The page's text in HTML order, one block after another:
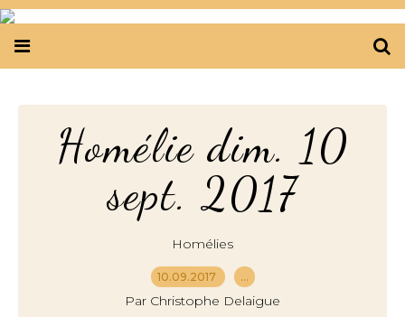
Homélie dim. 10
sept. 2017
Homélies
10.09.2017 …
Par Christophe Delaigue